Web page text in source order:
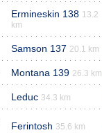
Ermineskin 138 13.2
km
Samson 137 20.1 km
Montana 139 26.3 km
Leduc 34.3 km
Ferintosh 35.6 km